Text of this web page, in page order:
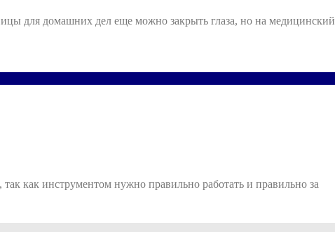
для домашних дел еще можно закрыть глаза, но на медицинский
как инструментом нужно правильно работать и правильно за